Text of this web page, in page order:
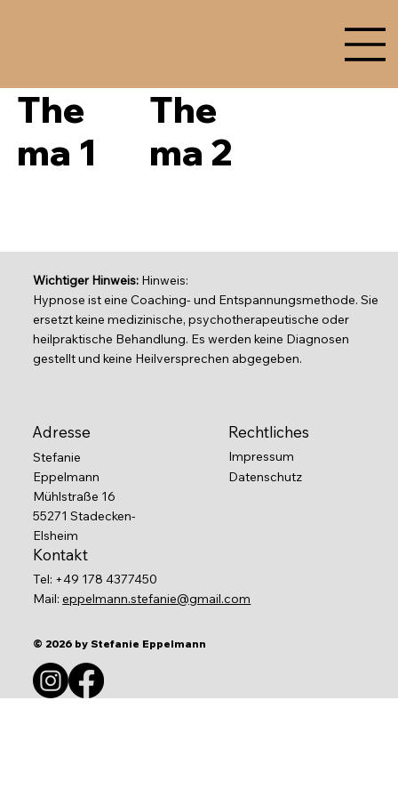
The
ma 1
The
ma 2
Wichtiger Hinweis: Hinweis:
Hypnose ist eine Coaching- und Entspannungsmethode. Sie
ersetzt keine medizinische, psychotherapeutische oder
heilpraktische Behandlung. Es werden keine Diagnosen
gestellt und keine Heilversprechen abgegeben.
Adresse
Stefanie
Eppelmann
Mühlstraße 16
55271 Stadecken-
Elsheim
Kontakt
Tel: +49 178 4377450
Mail:eppelmann.stefanie@gmail.com
© 2026 by Stefanie Eppelmann
Rechtliches
Impressum
Datenschutz